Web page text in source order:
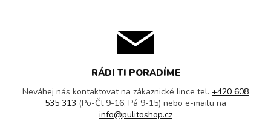
RÁDI TI PORADÍME
Neváhej nás kontaktovat na zákaznické lince tel. +420 608
535 313 (Po-Čt 9-16, Pá 9-15) nebo e-mailu na
info@pulitoshop.cz